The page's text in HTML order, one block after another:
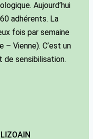
Aujourd’hui
adhérents. La
fois par semaine
– Vienne). C’est un
de sensibilisation.